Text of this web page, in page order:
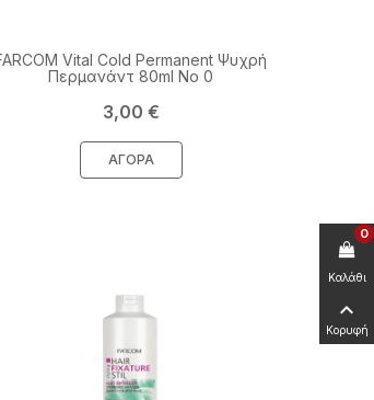
Vital Cold Permanent Ψυχρή
Περμανάντ 80ml Νο 0
Τιμή
3,00 €
ΑΓΟΡΆ
Καλάθι
0

Κορυφή